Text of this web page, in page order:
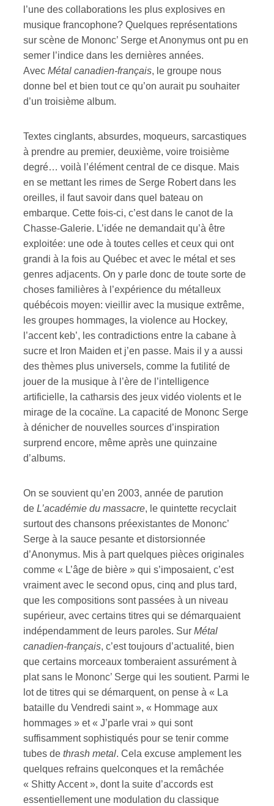
l’une des collaborations les plus explosives en
musique francophone? Quelques représentations
sur scène de Mononc’ Serge et Anonymus ont pu en
semer l’indice dans les dernières années.
Avec Métal canadien-français, le groupe nous
donne bel et bien tout ce qu’on aurait pu souhaiter
d’un troisième album.
Textes cinglants, absurdes, moqueurs, sarcastiques
à prendre au premier, deuxième, voire troisième
degré… voilà l’élément central de ce disque. Mais
en se mettant les rimes de Serge Robert dans les
oreilles, il faut savoir dans quel bateau on
embarque. Cette fois-ci, c’est dans le canot de la
Chasse-Galerie. L’idée ne demandait qu’à être
exploitée: une ode à toutes celles et ceux qui ont
grandi à la fois au Québec et avec le métal et ses
genres adjacents. On y parle donc de toute sorte de
choses familières à l’expérience du métalleux
québécois moyen: vieillir avec la musique extrême,
les groupes hommages, la violence au Hockey,
l’accent keb’, les contradictions entre la cabane à
sucre et Iron Maiden et j’en passe. Mais il y a aussi
des thèmes plus universels, comme la futilité de
jouer de la musique à l’ère de l’intelligence
artificielle, la catharsis des jeux vidéo violents et le
mirage de la cocaïne. La capacité de Mononc Serge
à dénicher de nouvelles sources d’inspiration
surprend encore, même après une quinzaine
d’albums.
On se souvient qu’en 2003, année de parution
de L’académie du massacre, le quintette recyclait
surtout des chansons préexistantes de Mononc’
Serge à la sauce pesante et distorsionnée
d’Anonymus. Mis à part quelques pièces originales
comme « L’âge de bière » qui s’imposaient, c’est
vraiment avec le second opus, cinq and plus tard,
que les compositions sont passées à un niveau
supérieur, avec certains titres qui se démarquaient
indépendamment de leurs paroles. Sur Métal
canadien-français, c’est toujours d’actualité, bien
que certains morceaux tomberaient assurément à
plat sans le Mononc’ Serge qui les soutient. Parmi le
lot de titres qui se démarquent, on pense à « La
bataille du Vendredi saint », « Hommage aux
hommages » et « J’parle vrai » qui sont
suffisamment sophistiqués pour se tenir comme
tubes de thrash metal. Cela excuse amplement les
quelques refrains quelconques et la remâchée
« Shitty Accent », dont la suite d’accords est
essentiellement une modulation du classique